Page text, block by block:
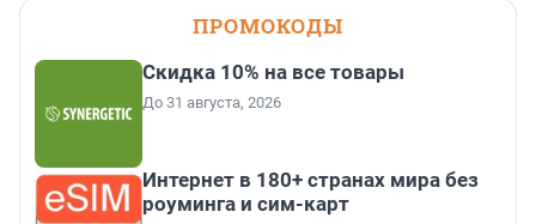
ПРОМОКОДЫ
Скидка 10% на все товары
До 31 августа, 2026
Интернет в 180+ странах мира без
роуминга и сим-карт